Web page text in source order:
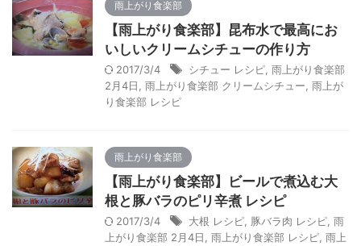
雨上がり食楽部
【雨上がり食楽部】昆布水で最高にお
いしいクリームシチューの作り方
2017/3/4 シチュー レシピ 雨上がり食楽部
2月4日
雨上がり食楽部 クリームシチュー 雨上が
り食楽部 レシピ
雨上がり食楽部
【雨上がり食楽部】ビールで煮込む大
根と豚バラのピリ辛煮 レシピ
2017/3/4 大根 レシピ 豚バラ肉 レシピ 雨
上がり食楽部 2月4日
雨上がり食楽部 レシピ 雨上